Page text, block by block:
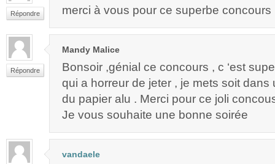
Répondre merci à vous pour ce superbe concours
Répondre
Mandy Malice
Bonsoir ,génial ce concours , c ‘est
qui a horreur de jeter , je mets soit dans
du papier alu . Merci pour ce joli
Je vous souhaite une bonne soirée
vandaele